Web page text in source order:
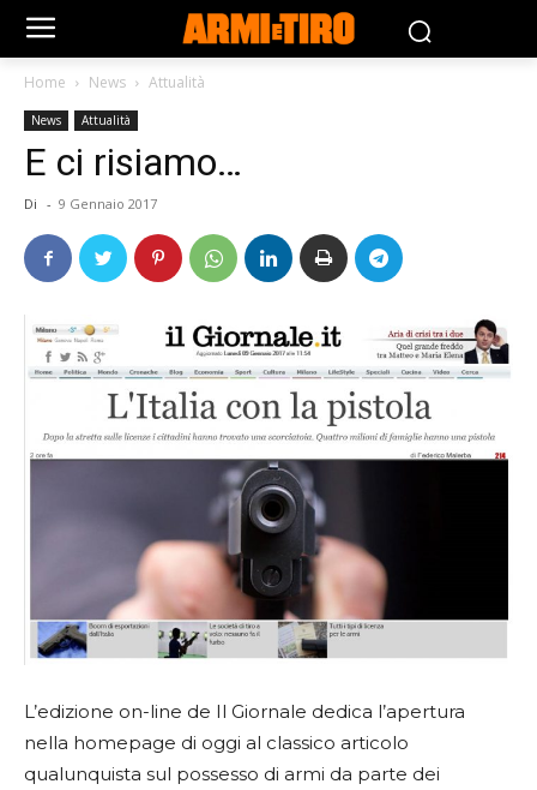
Home News Attualità
News Attualità
E ci risiamo…
Di - 9 Gennaio 2017
L’edizione on-line de Il Giornale dedica l’apertura
nella homepage di oggi al classico articolo
qualunquista sul possesso di armi da parte dei